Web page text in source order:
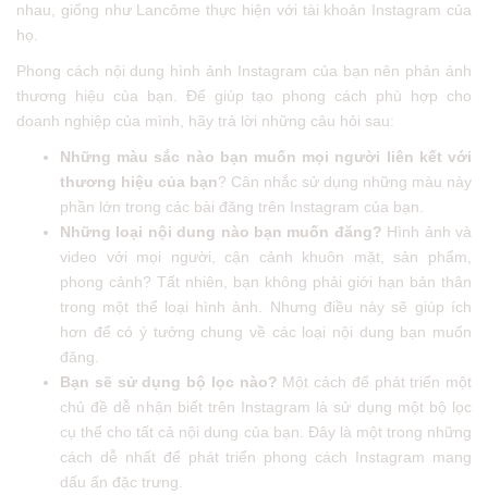
nhau, giống như Lancôme thực hiện với tài khoản Instagram của
họ.
Phong cách nội dung hình ảnh Instagram của bạn nên phản ánh
thương hiệu của bạn. Để giúp tạo phong cách phù hợp cho
doanh nghiệp của mình, hãy trả lời những câu hỏi sau:
Những màu sắc nào bạn muốn mọi người liên kết với
thương hiệu của bạn? Cân nhắc sử dụng những màu này
phần lớn trong các bài đăng trên Instagram của bạn.
Những loại nội dung nào bạn muốn đăng? Hình ảnh và
video với mọi người, cận cảnh khuôn mặt, sản phẩm,
phong cảnh? Tất nhiên, bạn không phải giới hạn bản thân
trong một thể loại hình ảnh. Nhưng điều này sẽ giúp ích
hơn để có ý tưởng chung về các loại nội dung bạn muốn
đăng.
Bạn sẽ sử dụng bộ lọc nào? Một cách để phát triển một
chủ đề dễ nhận biết trên Instagram là sử dụng một bộ lọc
cụ thể cho tất cả nội dung của bạn. Đây là một trong những
cách dễ nhất để phát triển phong cách Instagram mang
dấu ấn đặc trưng.